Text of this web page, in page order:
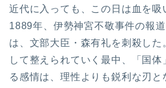
近代に入っても、この日は血を吸
1889年、伊勢神宮不敬事件の報
は、文部大臣・森有礼を刺殺した
して整えられていく最中、「国体
る感情は、理性よりも鋭利な刃と